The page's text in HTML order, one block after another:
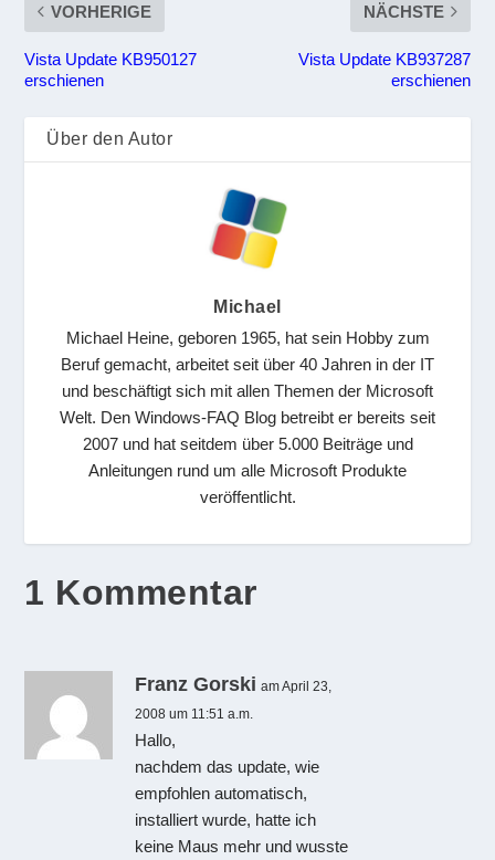
VORHERIGE
Vista Update KB950127
erschienen
NÄCHSTE
Vista Update KB937287
erschienen
Über den Autor
Michael
Michael Heine, geboren 1965, hat sein Hobby zum
Beruf gemacht, arbeitet seit über 40 Jahren in der IT
und beschäftigt sich mit allen Themen der Microsoft
Welt. Den Windows-FAQ Blog betreibt er bereits seit
2007 und hat seitdem über 5.000 Beiträge und
Anleitungen rund um alle Microsoft Produkte
veröffentlicht.
1 Kommentar
Franz Gorski am April 23,
2008 um 11:51 a.m.
Hallo,
nachdem das update, wie
empfohlen automatisch,
installiert wurde, hatte ich
keine Maus mehr und wusste